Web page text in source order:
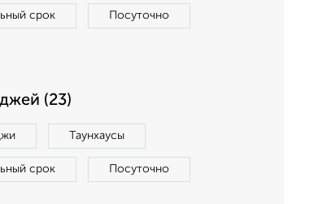
срок Посуточно
(23)
Таунхаусы
срок Посуточно